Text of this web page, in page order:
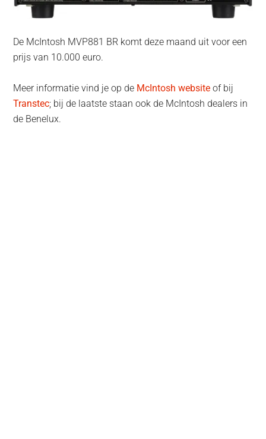
De McIntosh MVP881 BR komt deze maand uit voor een
prijs van 10.000 euro.
Meer informatie vind je op de McIntosh website of bij
Transtec; bij de laatste staan ook de McIntosh dealers in
de Benelux.